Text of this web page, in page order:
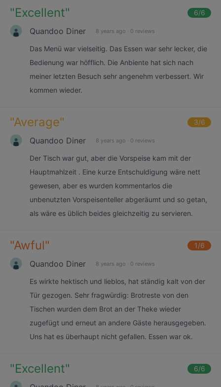
"Excellent" 6/6
Quandoo Diner 8 years ago · 0 reviews
Das Menü war vielseitig. Das Essen war sehr lecker, die
Bedienung war höfflich. Die Anbiente hat sich nach
meiner letzten Besuch sehr angenehm verbessert. Wir
kommen wieder.
"Average" 3/6
Quandoo Diner 8 years ago · 0 reviews
Der Tisch war gut, aber die Vorspeise kam mit der
Hauptmahlzeit . Eine kurze Entschuldigung wäre nett
gewesen, aber es wurden kommentarlos die
unbenutzten Vorspeisenteller abgeräumt und so getan,
als wäre es üblich beides gleichzeitig zu servieren.
"Awful" 1/6
Quandoo Diner 8 years ago · 0 reviews
Es wirkte hektisch und lieblos, hat ständig kalt von der
Tür gezogen. Sehr fragwürdig: Brotreste von den
Tischen wurden dem Brot an der Theke wieder
zugefügt und erneut an andere Gäste herausgegeben.
Uns hat es überhaupt nicht gefallen. Essen war ok.
"Excellent" 6/6